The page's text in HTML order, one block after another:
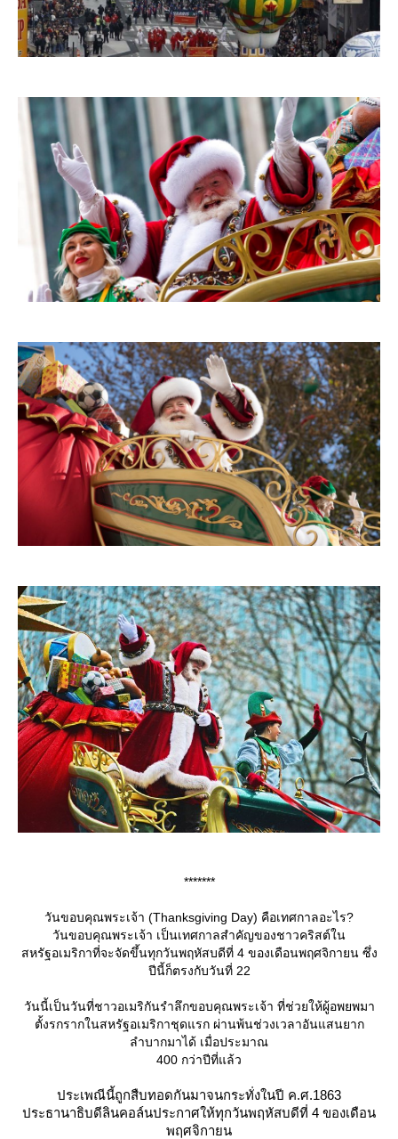
*******
วันขอบคุณพระเจ้า (Thanksgiving Day) คือเทศกาลอะไร?
วันขอบคุณพระเจ้า เป็นเทศกาลสำคัญของชาวคริสต์ใน
สหรัฐอเมริกาที่จะจัดขึ้นทุกวันพฤหัสบดีที่ 4 ของเดือนพฤศจิกายน ซึ่ง
ปีนี้ก็ตรงกับวันที่ 22
วันนี้เป็นวันที่ชาวอเมริกันรำลึกขอบคุณพระเจ้า ที่ช่วยให้ผู้อพยพมา
ตั้งรกรากในสหรัฐอเมริกาชุดแรก ผ่านพ้นช่วงเวลาอันแสนยาก
ลำบากมาได้ เมื่อประมาณ
400 กว่าปีที่แล้ว
ประเพณีนี้ถูกสืบทอดกันมาจนกระทั่งในปี ค.ศ.1863
ประธานาธิบดีลินคอล์นประกาศให้ทุกวันพฤหัสบดีที่ 4 ของเดือน
พฤศจิกายน